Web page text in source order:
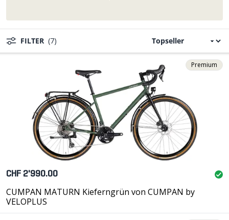
FILTER (7)
Premium
CHF 2'990.00
CUMPAN MATURN Kieferngrün von CUMPAN by
VELOPLUS